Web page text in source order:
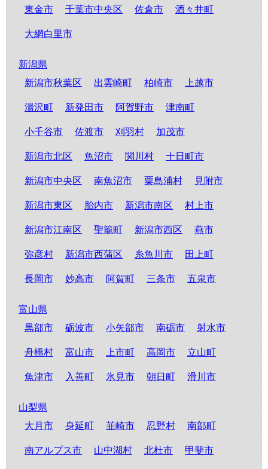
東金市 千葉市中央区 佐倉市 酒々井町
大網白里市
新潟県
新潟市秋葉区
出雲崎町 柏崎市 上越市
湯沢町 新発田市 阿賀野市 津南町
小千谷市 佐渡市 刈羽村 加茂市
新潟市北区 魚沼市 関川村 十日町市
新潟市中央区 南魚沼市 粟島浦村 見附市
新潟市東区 胎内市 新潟市南区 村上市
新潟市江南区 聖籠町 新潟市西区 燕市
弥彦村 新潟市西蒲区 糸魚川市 田上町
長岡市 妙高市 阿賀町 三条市 五泉市
富山県
黒部市
砺波市 小矢部市 南砺市 射水市
舟橋村 富山市 上市町 高岡市 立山町
魚津市 入善町 氷見市 朝日町 滑川市
山梨県
大月市
身延町 韮崎市 忍野村 南部町
南アルプス市 山中湖村 北杜市 甲斐市